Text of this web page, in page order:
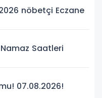
nöbetçi Eczane
Saatleri
07.08.2026!